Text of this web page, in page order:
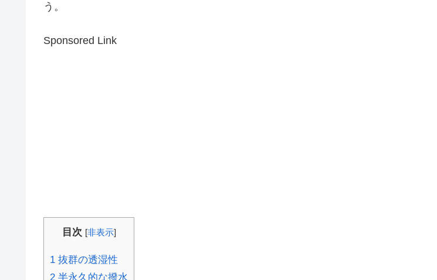
う。
Sponsored Link
目次 [非表示]
1 抜群の透湿性
2 半永久的な撥水